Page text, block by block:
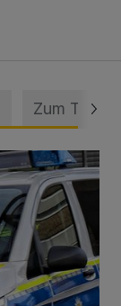
Zum Thema